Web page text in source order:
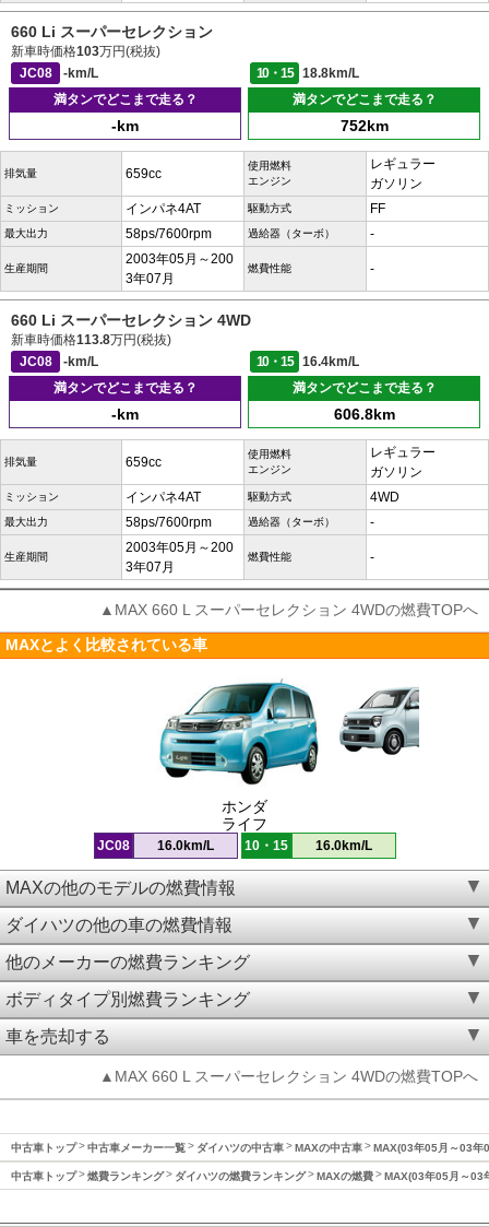
660 Li スーパーセレクション
新車時価格103万円(税抜)
JC08
-km/L 10・15
18.8km/L
満タンでどこまで走る？
-km
満タンでどこまで走る？
752km
排気量 659cc
使用燃料
エンジン
レギュラー
ガソリン
ミッション インパネ4AT 駆動方式 FF
最大出力 58ps/7600rpm 過給器（ターボ） -
生産期間
2003年05月～200
3年07月
燃費性能 -
660 Li スーパーセレクション 4WD
新車時価格113.8万円(税抜)
JC08
-km/L 10・15
16.4km/L
満タンでどこまで走る？
-km
満タンでどこまで走る？
606.8km
排気量 659cc
使用燃料
エンジン
レギュラー
ガソリン
ミッション インパネ4AT 駆動方式 4WD
最大出力 58ps/7600rpm 過給器（ターボ） -
生産期間
2003年05月～200
3年07月
燃費性能 -
▲MAX 660 L スーパーセレクション 4WDの燃費TOPへ
MAXとよく比較されている車
ホンダ
ライフ
JC08 16.0km/L 10・15 16.0km/L
MAXの他のモデルの燃費情報
ダイハツの他の車の燃費情報
他のメーカーの燃費ランキング
ボディタイプ別燃費ランキング
車を売却する
▲MAX 660 L スーパーセレクション 4WDの燃費TOPへ
中古車トップ 中古車メーカー一覧 ダイハツの中古車 MAXの中古車 MAX(03年05月～03年
中古車トップ 燃費ランキング ダイハツの燃費ランキング MAXの燃費 MAX(03年05月～03